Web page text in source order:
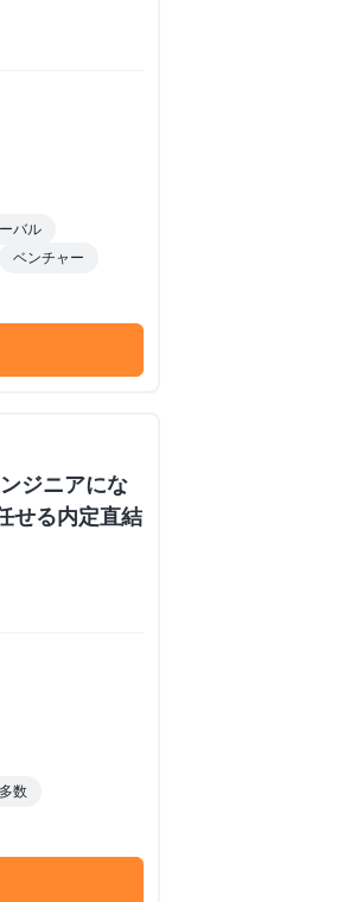
バル
ベンチャー
ジニアにな
せる内定直結
数